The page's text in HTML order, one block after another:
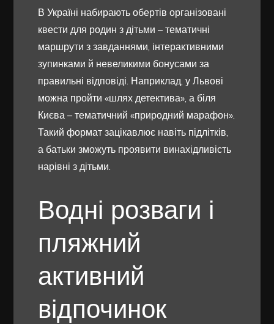
В Україні набирають обертів організовані
квести для родин з дітьми – тематичні
маршрути з завданнями, інтерактивними
зупинками й невеликими бонусами за
правильні відповіді. Наприклад, у Львові
можна пройти «шлях детектива», а біля
Києва – тематичний «природний марафон».
Такий формат зацікавлює навіть підлітків,
а батьки зможуть проявити винахідливість
нарівні з дітьми.
Водні розваги і
пляжний
активний
відпочинок